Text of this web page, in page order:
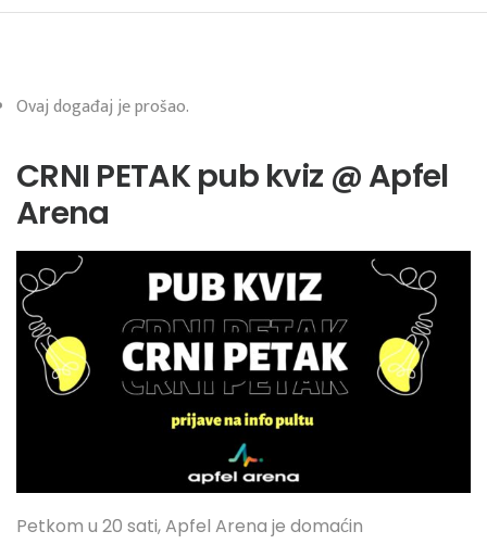
Ovaj događaj je prošao.
CRNI PETAK pub kviz @ Apfel
Arena
Petkom u 20 sati, Apfel Arena je domaćin